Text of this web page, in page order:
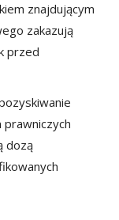
znajdującym
zakazują
przed
dozą